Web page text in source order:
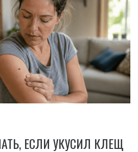
ЕСЛИ УКУСИЛ КЛЕЩ